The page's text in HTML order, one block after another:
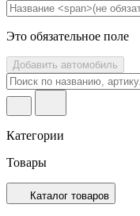
Это обязательное поле
Добавить автомобиль
Категории
Товары
Каталог товаров